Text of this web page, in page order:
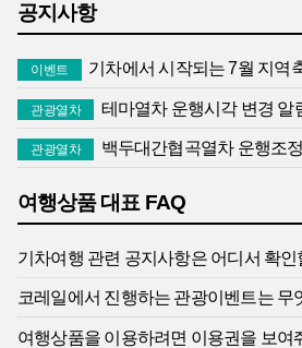
공지사항
이벤트 기차에서 시작되는 7월 지역축제 이벤트
관광열차 테마열차 운행시각 변경 알
관광열차 백두대간협곡열차 운행조
여행상품 대표 FAQ
기차여행 관련 공지사항은 어디서 확인
코레일에서 진행하는 관광이벤트는 무